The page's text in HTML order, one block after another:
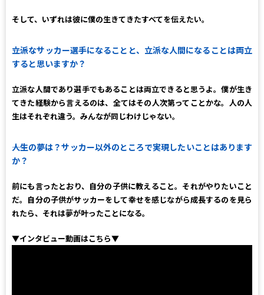
そして、いずれは彼に僕の生きてきたすべてを伝えたい。
――立派なサッカー選手になることと、立派な人間になることは両立
すると思いますか？
立派な人間であり選手でもあることは両立できると思うよ。僕が生き
てきた経験から言えるのは、全てはその人次第ってことかな。人の人
生はそれぞれ違う。みんなが同じわけじゃない。
――人生の夢は？サッカー以外のところで実現したいことはあります
か？
前にも言ったとおり、自分の子供に教えること。それがやりたいこと
だ。自分の子供がサッカーをして幸せを感じながら成長するのを見ら
れたら、それは夢が叶ったことになる。
▼インタビュー動画はこちら▼